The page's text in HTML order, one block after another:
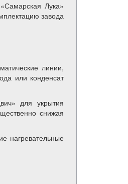
Лука»
завода
линии,
или конденсат
для укрытия
снижая
нагревательные